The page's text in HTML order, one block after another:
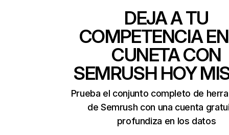
DEJA A TU
COMPETENCIA
CUNETA CON
SEMRUSH HOY
Prueba el conjunto completo de
de Semrush con una cuenta
profundiza en los datos